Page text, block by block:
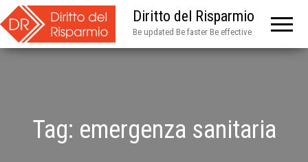
Diritto del Risparmio
Be updated Be faster Be effective
Tag: emergenza sanitaria